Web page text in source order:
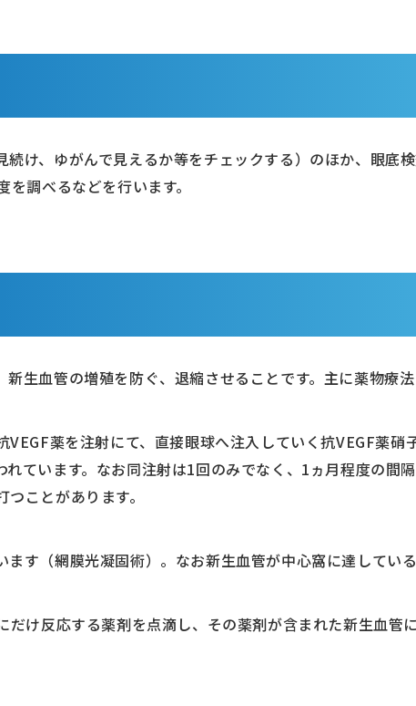
け、ゆがんで見えるか等をチェックする）のほか、眼底
調べるなどを行います。
生血管の増殖を防ぐ、退縮させることです。主に薬物療法
薬を注射にて、直接眼球へ注入していく抗VEGF薬硝
ています。なお同注射は1回のみでなく、1ヵ月程度の間
ことがあります。
す（網膜光凝固術）。なお新生血管が中心窩に達してい
け反応する薬剤を点滴し、その薬剤が含まれた新生血管